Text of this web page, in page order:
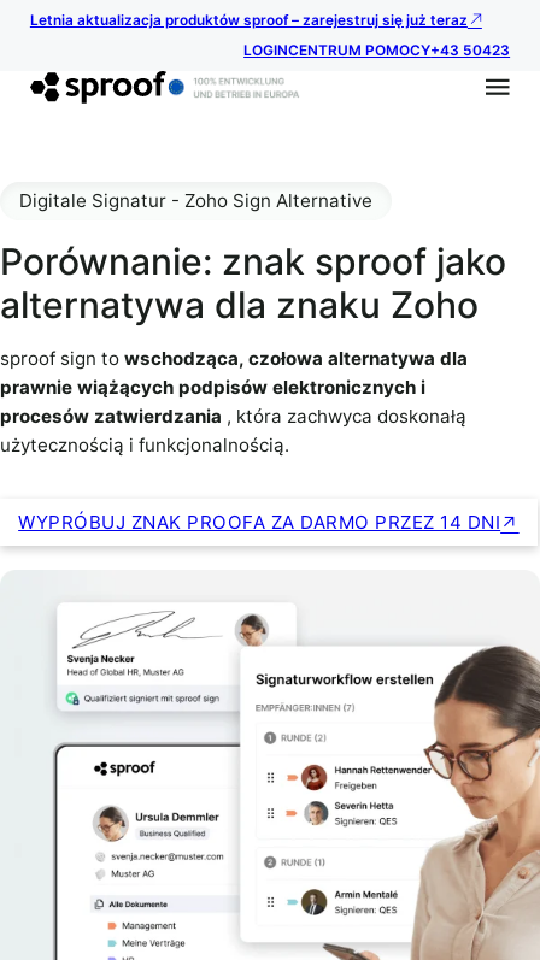
Letnia aktualizacja produktów sproof – zarejestruj się już teraz
LOGINCENTRUM POMOCY+43 50423
Porównanie: znak sproof jako
alternatywa dla znaku Zoho
Digitale Signatur - Zoho Sign Alternative
sproof sign to wschodząca, czołowa alternatywa dla
prawnie wiążących podpisów elektronicznych i
procesów zatwierdzania , która zachwyca doskonałą
użytecznością i funkcjonalnością.
WYPRÓBUJ ZNAK PROOFA ZA DARMO PRZEZ 14 DNI